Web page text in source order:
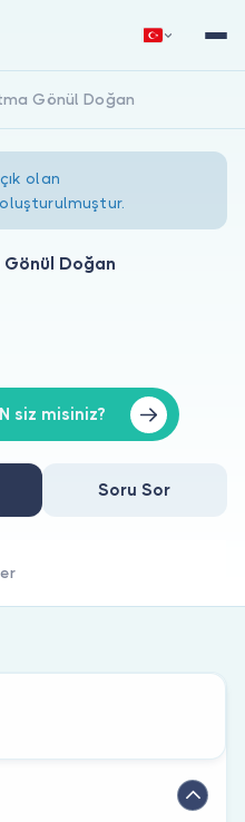
Giriş Yap
Gönül Doğan
olan
Gönül Doğan
siz misiniz?
Soru Sor